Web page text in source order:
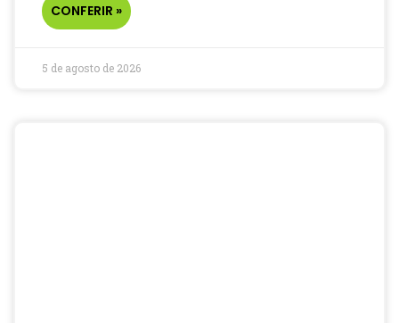
CONFERIR »
5 de agosto de 2026